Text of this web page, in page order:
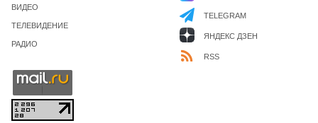
ВИДЕО
ТЕЛЕВИДЕНИЕ
РАДИО
TELEGRAM
ЯНДЕКС ДЗЕН
RSS